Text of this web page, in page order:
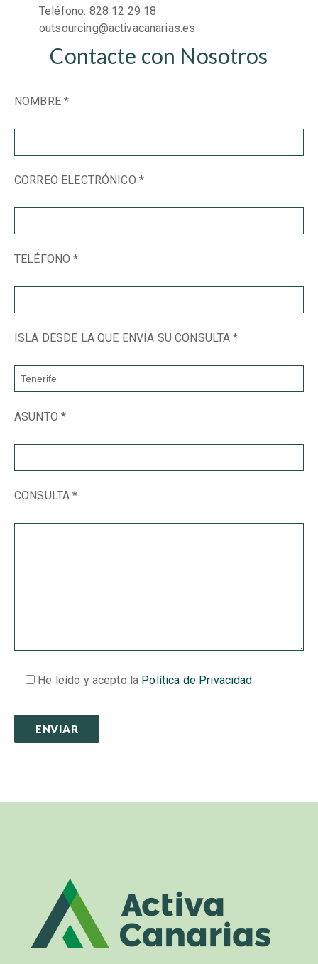
Teléfono: 828 12 29 18
outsourcing@activacanarias.es
Contacte con Nosotros
NOMBRE *
CORREO ELECTRÓNICO *
TELÉFONO *
ISLA DESDE LA QUE ENVÍA SU CONSULTA *
ASUNTO *
CONSULTA *
He leído y acepto la Política de Privacidad